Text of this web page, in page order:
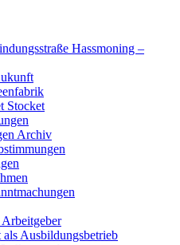
Hassmoning –
Stocket
Archiv
Arbeitgeber
als Ausbildungsbetrieb